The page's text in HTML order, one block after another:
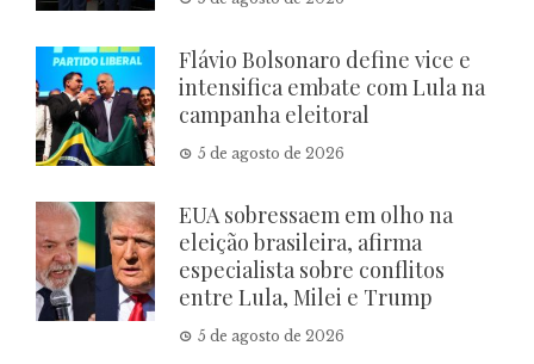
Flávio Bolsonaro define vice e
intensifica embate com Lula na
campanha eleitoral
5 de agosto de 2026
EUA sobressaem em olho na
eleição brasileira, afirma
especialista sobre conflitos
entre Lula, Milei e Trump
5 de agosto de 2026